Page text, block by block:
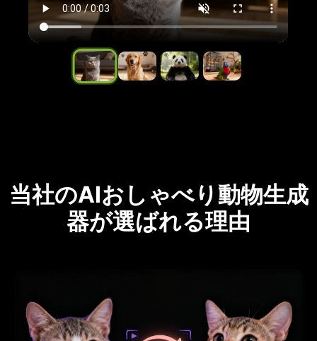
当社のAIおしゃべり動物生成
器が選ばれる理由